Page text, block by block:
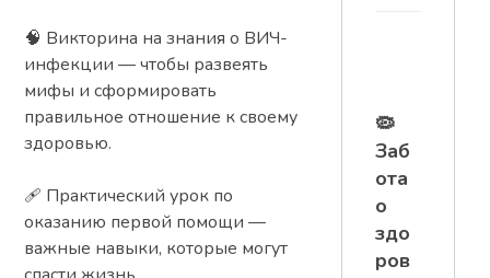
🧠 Викторина на знания о ВИЧ-
инфекции — чтобы развеять
мифы и сформировать
правильное отношение к своему
здоровью.
🩹 Практический урок по
оказанию первой помощи —
важные навыки, которые могут
🦠
Заб
ота
о
здо
ров